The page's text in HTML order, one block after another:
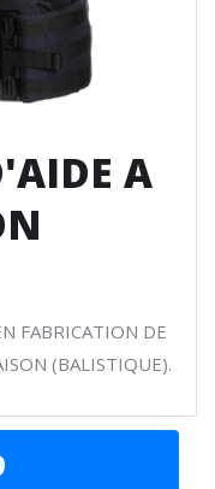
A
FABRICATION DE
(BALISTIQUE).